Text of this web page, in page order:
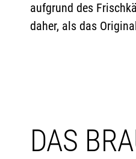
aufgrund des
daher, als das
DAS